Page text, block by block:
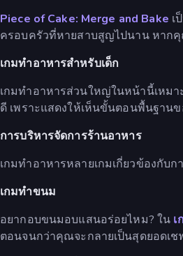
Piece of Cake: Merge and Bake เ
ครอบครัวที่หายสาบสูญไปนาน หาก
เกมทำอาหารสำหรับเด็ก
เกมทำอาหารส่วนใหญ่ในหน้านี้เหมา
ดี เพราะแสดงให้เห็นขั้นตอนพื้นฐาน
การบริหารจัดการร้านอาหาร
เกมทำอาหารหลายเกมเกี่ยวข้องกับ
เกมทำขนม
อยากอบขนมอบแสนอร่อยไหม? ใน เ
ตอนจนกว่าคุณจะกลายเป็นสุดยอดเ